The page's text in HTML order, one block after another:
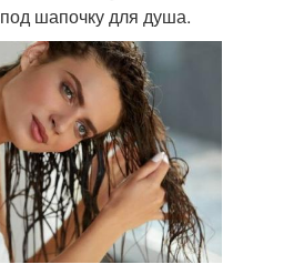
шапочку для душа.